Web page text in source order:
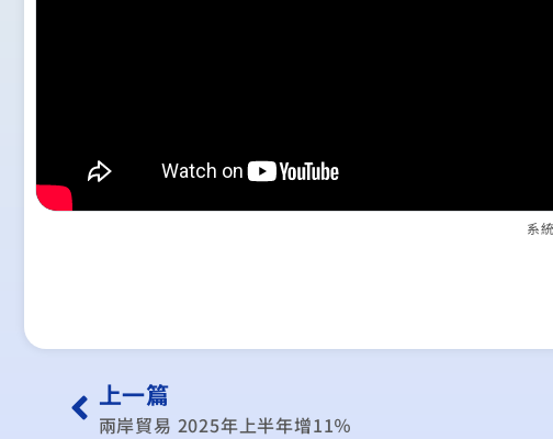
系
上一篇
兩岸貿易 2025年上半年增11％